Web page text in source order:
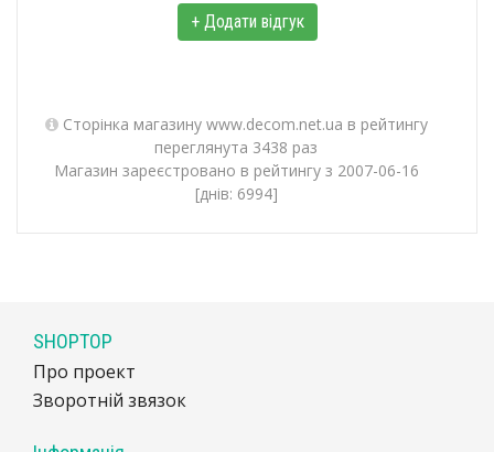
+ Додати відгук
Сторінка магазину www.decom.net.ua в рейтингу
переглянута 3438 раз
Магазин зареєстровано в рейтингу з 2007-06-16
[днів: 6994]
SHOPTOP
Про проект
Зворотній звязок